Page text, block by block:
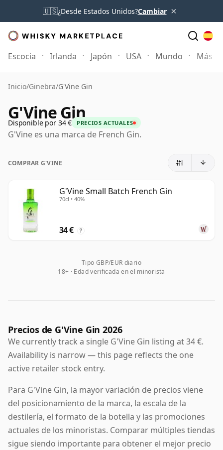
🇺🇸¿Desde Estados Unidos?Cambiar ×
Escocia Irlanda Japón USA Mundo Más
Inicio/Ginebra/G'Vine Gin
G'Vine Gin
Disponible por 34 € PRECIOS ACTUALES
G'Vine es una marca de French Gin.
COMPRAR G'VINE
G'Vine Small Batch French Gin
70cl • 40%
34 € ?
Tipo GBP/EUR diario
18+ · Edad verificada en el minorista
Precios de G'Vine Gin 2026
We currently track a single G'Vine Gin listing at 34 €.
Availability is narrow — this page reflects the one
active retailer stock entry.
Para G'Vine Gin, la mayor variación de precios viene
del posicionamiento de la marca, la escala de la
destilería, el formato de la botella y las promociones
actuales de los minoristas. Comparar múltiples tiendas
sigue siendo importante para obtener el mejor precio